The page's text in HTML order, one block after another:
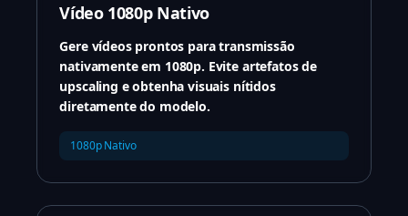
Vídeo 1080p Nativo
Gere vídeos prontos para transmissão
nativamente em 1080p. Evite artefatos de
upscaling e obtenha visuais nítidos
diretamente do modelo.
1080p Nativo